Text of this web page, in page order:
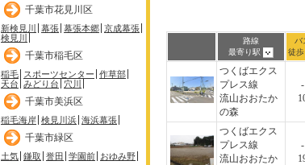
千葉市花見川区
新検見川 幕張 幕張本郷 京成幕張
検見川
千葉市稲毛区
稲毛 スポーツセンター 作草部
天台 みどり台 穴川
千葉市美浜区
稲毛海岸 検見川浜 海浜幕張
千葉市緑区
土気 鎌取 誉田 学園前 おゆみ野
路線
最寄り駅
バ
徒歩
つくばエクス
プレス線
流山おおたか
の森
-
つくばエクス
プレス線
流山おおたか
-